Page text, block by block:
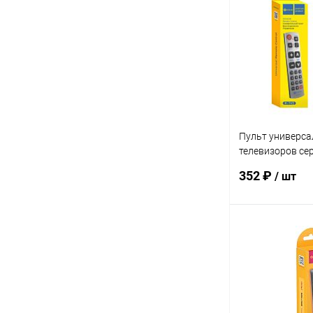
Купить в 1
В избранное
Пульт
телевизоров
352 ₽ / шт
В
Купить в 1
В избранное